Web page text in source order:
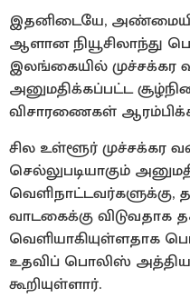
இதனிடையே,
ஆளான நியூசிலாந்து
இலங்கையில் முச்சக்கர
அனுமதிக்கப்பட்ட
விசாரணைகள்
சில உள்ளூர் முச்சக்கர
செல்லுபடியாகும்
வாடகைக்கு விடுவதாக
வெளியாகியுள்ளதாக
உதவிப் பொலிஸ்
கூறியுள்ளார்.